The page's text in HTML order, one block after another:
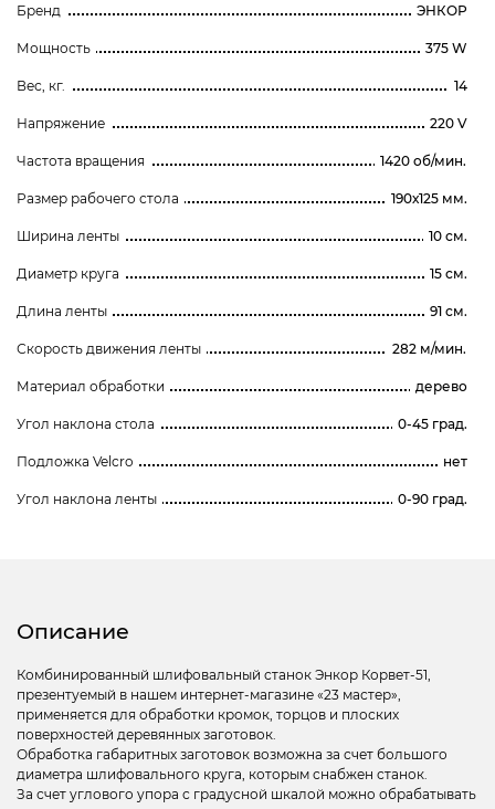
Бренд ЭНКОР
Мощность 375 W
Вес, кг. 14
Напряжение 220 V
Частота вращения 1420 об/мин.
Размер рабочего стола 190х125 мм.
Ширина ленты 10 см.
Диаметр круга 15 см.
Длина ленты 91 см.
Скорость движения ленты 282 м/мин.
Материал обработки дерево
Угол наклона стола 0-45 град.
Подложка Velcro нет
Угол наклона ленты 0-90 град.
Описание
Комбинированный шлифовальный станок Энкор Корвет-51,
презентуемый в нашем интернет-магазине «23 мастер»,
применяется для обработки кромок, торцов и плоских
поверхностей деревянных заготовок.
Обработка габаритных заготовок возможна за счет большого
диаметра шлифовального круга, которым снабжен станок.
За счет углового упора с градусной шкалой можно обрабатывать